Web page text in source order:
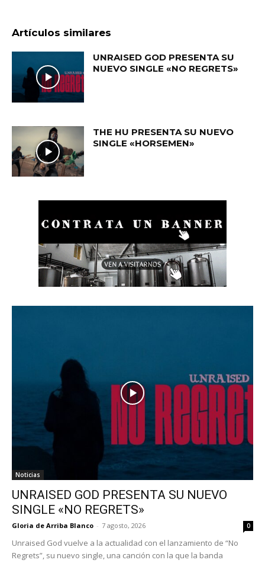
Artículos similares
UNRAISED GOD PRESENTA SU
NUEVO SINGLE «NO REGRETS»
THE HU PRESENTA SU NUEVO
SINGLE «HORSEMEN»
Noticias
UNRAISED GOD PRESENTA SU NUEVO
SINGLE «NO REGRETS»
Gloria de Arriba Blanco - 7 agosto, 2026 0
Unraised God vuelve a la actualidad con el lanzamiento de “No
Regrets”, su nuevo single, una canción con la que la banda